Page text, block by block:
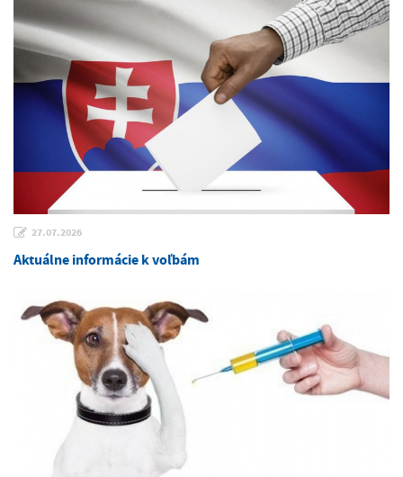
27.07.2026
Aktuálne informácie k voľbám